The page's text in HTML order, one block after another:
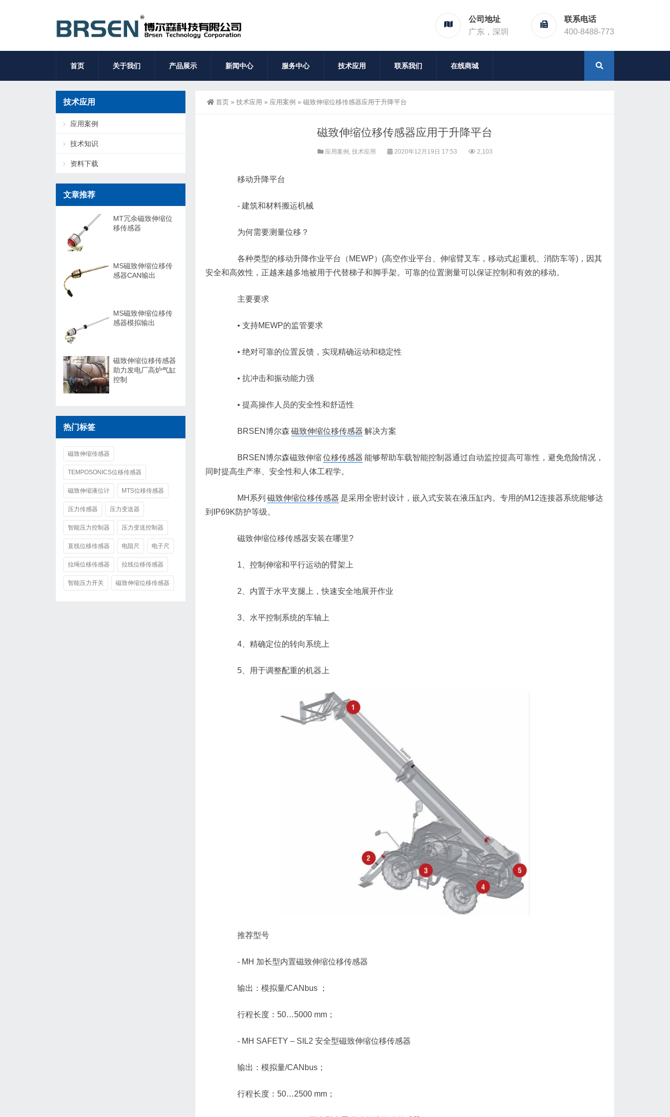
公司地址
广东，深圳
联系电话
400-8488-773
首页 关于我们 产品展示 新闻中心 服务中心 技术应用 联系我们 在线商城
首页 » 技术应用 » 应用案例 » 磁致伸缩位移传感器应用于升降平台
磁致伸缩位移传感器应用于升降平台
应用案例 , 技术应用 2020年12月19日 17:53 2,103
移动升降平台
- 建筑和材料搬运机械
为何需要测量位移？
各种类型的移动升降作业平台（MEWP）(高空作业平台、伸缩臂叉车，移动式起重机、消防车等)，因其
安全和高效性，正越来越多地被用于代替梯子和脚手架。可靠的位置测量可以保证控制和有效的移动。
主要要求
• 支持MEWP的监管要求
• 绝对可靠的位置反馈，实现精确运动和稳定性
• 抗冲击和振动能力强
• 提高操作人员的安全性和舒适性
BRSEN博尔森 磁致伸缩位移传感器 解决方案
BRSEN博尔森磁致伸缩位移传感器 能够帮助车载智能控制器通过自动监控提高可靠性，避免危险情况，
同时提高生产率、安全性和人体工程学。
MH系列 磁致伸缩位移传感器 是采用全密封设计，嵌入式安装在液压缸内。专用的M12连接器系统能够达
到IP69K防护等级。
磁致伸缩位移传感器安装在哪里?
1、控制伸缩和平行运动的臂架上
2、内置于水平支腿上，快速安全地展开作业
3、水平控制系统的车轴上
4、精确定位的转向系统上
5、用于调整配重的机器上
推荐型号
- MH 加长型内置磁致伸缩位移传感器
输出：模拟量/CANbus ；
行程长度：50…5000 mm；
- MH SAFETY – SIL2 安全型磁致伸缩位移传感器
输出：模拟量/CANbus；
行程长度：50…2500 mm；
技术应用
应用案例
技术知识
资料下载
文章推荐
MT冗余磁致伸缩位
移传感器
MS磁致伸缩位移传
感器CAN输出
MS磁致伸缩位移传
感器模拟输出
磁致伸缩位移传感器
助力发电厂高炉气缸
控制
热门标签
磁致伸缩传感器
TEMPOSONICS位移传感器
磁致伸缩液位计 MTS位移传感器
压力传感器 压力变送器
智能压力控制器 压力变送控制器
直线位移传感器 电阻尺 电子尺
拉绳位移传感器 拉线位移传感器
智能压力开关 磁致伸缩位移传感器